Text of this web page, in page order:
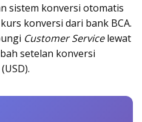
sistem konversi otomatis
konversi dari bank BCA.
Customer Servicelewat
setelan konversi